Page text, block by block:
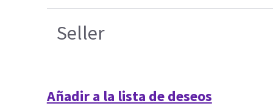
Seller
Añadir a la lista de deseos